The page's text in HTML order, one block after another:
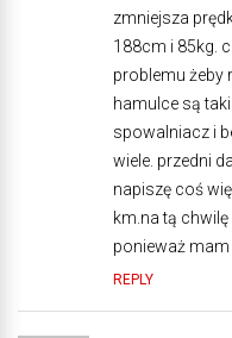
zmniejsza
188cm i 85kg.
problemu żeby
hamulce są
spowalniacz i
wiele. przedni
napiszę coś
km.na tą
ponieważ mam
REPLY